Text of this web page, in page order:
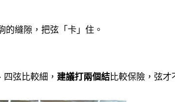
的縫隙，把弦「卡」住。
弦比較細， 建議打兩個結比較保險，弦才